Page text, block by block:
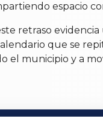
espacio
retraso
que se
el municipio y a